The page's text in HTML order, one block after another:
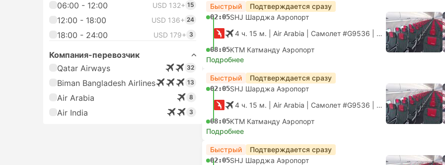
06:00 - 12:00 USD 132+ 15
12:00 - 18:00 USD 136+ 24
18:00 - 24:00 USD 179+ 3
Компания-перевозчик
Qatar Airways
32
Biman Bangladesh Airlines 13
Air Arabia 8
Air India 3
Быстрый Подтверждается сразу
02:05SHJ Шарджа Аэропорт
4 ч. 15 м. | Air Arabia Самолет #G9536 Эконом
08:05KTM Катманду Аэропорт
Подробнее
Быстрый Подтверждается сразу
02:05SHJ Шарджа Аэропорт
4 ч. 15 м. | Air Arabia Самолет #G9536 Эконом
08:05KTM Катманду Аэропорт
Подробнее
Быстрый Подтверждается сразу
02:05SHJ Шарджа Аэропорт